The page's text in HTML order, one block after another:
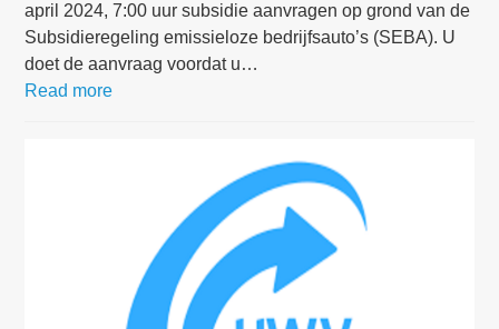
april 2024, 7:00 uur subsidie aanvragen op grond van de
Subsidieregeling emissieloze bedrijfsauto’s (SEBA). U
doet de aanvraag voordat u…
Read more